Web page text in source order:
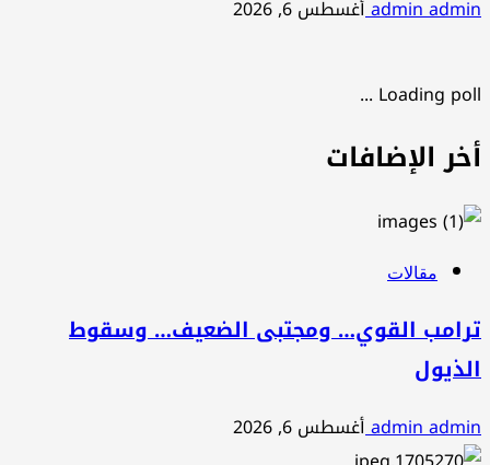
admin adminأغسطس 6, 2026
Loading poll ...
أخر الإضافات
مقالات
ترامب القوي… ومجتبى الضعيف… وسقوط
الذيول
admin adminأغسطس 6, 2026